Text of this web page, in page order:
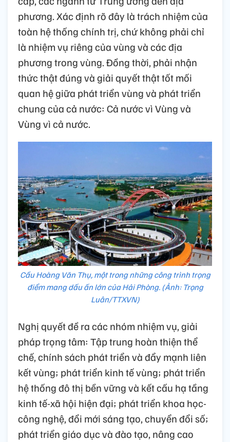
phương. Xác định rõ đây là trách nhiệm của
toàn hệ thống chính trị, chứ không phải chỉ
là nhiệm vụ riêng của vùng và các địa
phương trong vùng. Đồng thời, phải nhận
thức thật đúng và giải quyết thật tốt mối
quan hệ giữa phát triển vùng và phát triển
chung của cả nước: Cả nước vì Vùng và
Vùng vì cả nước.
Cầu Hoàng Văn Thụ, một trong những công trình trọng
điểm mang dấu ấn lớn của Hải Phòng. (Ảnh: Trọng
Luân/TTXVN)
Nghị quyết đề ra các nhóm nhiệm vụ, giải
pháp trọng tâm: Tập trung hoàn thiện thể
chế, chính sách phát triển và đẩy mạnh liên
kết vùng; phát triển kinh tế vùng; phát triển
hệ thống đô thị bền vững và kết cấu hạ tầng
kinh tế-xã hội hiện đại; phát triển khoa học-
công nghệ, đổi mới sáng tạo, chuyển đổi số;
phát triển giáo dục và đào tạo, nâng cao